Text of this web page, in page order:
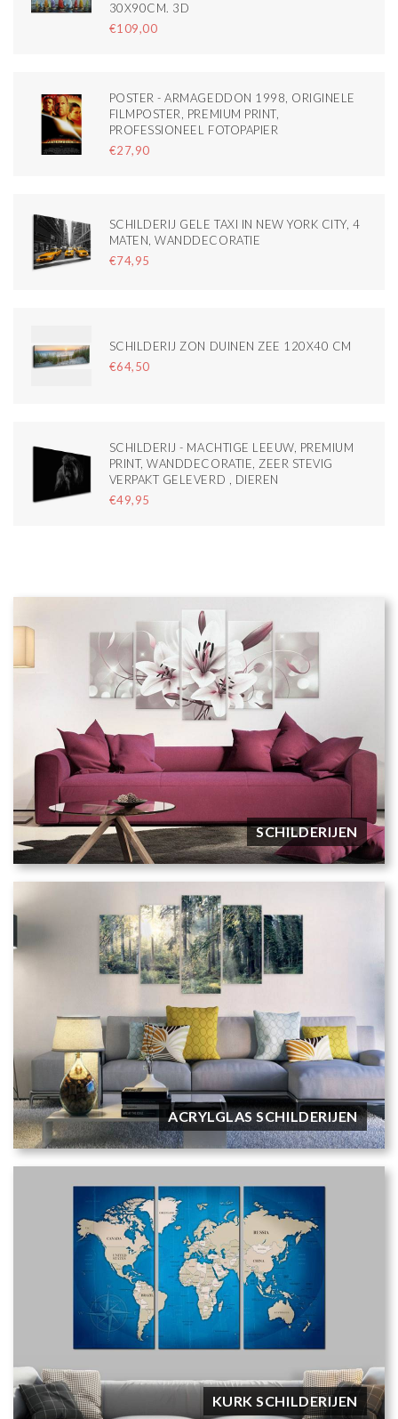
30X90CM. 3D
€109,00
POSTER - ARMAGEDDON 1998, ORIGINELE
FILMPOSTER, PREMIUM PRINT,
PROFESSIONEEL FOTOPAPIER
€27,90
SCHILDERIJ GELE TAXI IN NEW YORK CITY, 4
MATEN, WANDDECORATIE
€74,95
SCHILDERIJ ZON DUINEN ZEE 120X40 CM
€64,50
SCHILDERIJ - MACHTIGE LEEUW, PREMIUM
PRINT, WANDDECORATIE, ZEER STEVIG
VERPAKT GELEVERD , DIEREN
€49,95
SCHILDERIJEN
ACRYLGLAS SCHILDERIJEN
KURK SCHILDERIJEN